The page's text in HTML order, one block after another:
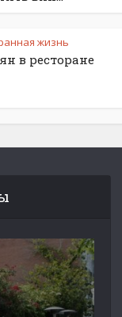
жизнь
в ресторане